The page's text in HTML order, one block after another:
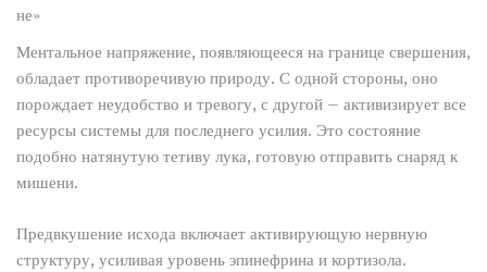
не»
Ментальное напряжение, появляющееся на границе свершения,
обладает противоречивую природу. С одной стороны, оно
порождает неудобство и тревогу, с другой – активизирует все
ресурсы системы для последнего усилия. Это состояние
подобно натянутую тетиву лука, готовую отправить снаряд к
мишени.
Предвкушение исхода включает активирующую нервную
структуру, усиливая уровень эпинефрина и кортизола.